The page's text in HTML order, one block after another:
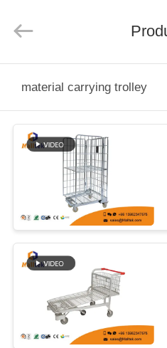
PRODUITS
VIDÉOS
AU
SUJET
DE
VISITE
Supply
China
material carrying trolley